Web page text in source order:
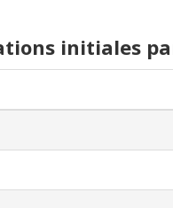
initiales